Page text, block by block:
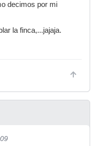
decimos por mi
la finca,...jajaja.